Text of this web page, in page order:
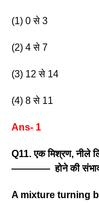
(1) 0 से 3
(2) 4 से 7
(3) 12 से 14
(4) 8 से 11
Ans- 1
Q11. एक मिश्रण, नीले
———— होने की
A mixture turning